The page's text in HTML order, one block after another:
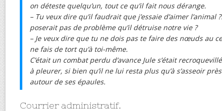
on déteste quelqu’un, tout ce qu’il fait nous dérange.
– Tu veux dire qu’il faudrait que j’essaie d’aimer l’animal
poserait pas de problème qu’il détruise notre vie ?
– Je veux dire que tu ne dois pas te faire des nœuds au
ne fais de tort qu’à toi-même.
C’était un combat perdu d’avance Jule s’était
à pleurer, si bien qu’il ne lui resta plus qu’à s’asseoir
autour de ses épaules.
Courrier administratif.